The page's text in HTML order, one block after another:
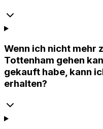
Wenn ich nicht mehr
Tottenham gehen
gekauft habe, kann
erhalten?